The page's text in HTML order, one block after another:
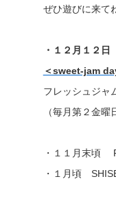
ぜひ遊びに来て
・１２月１２日
＜sweet-jam
フレッシュジャ
（毎月第２金曜
・１１月末頃
・１月頃